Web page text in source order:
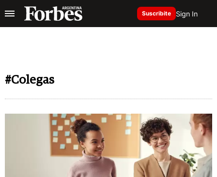
Suscribite Sign In
#Colegas